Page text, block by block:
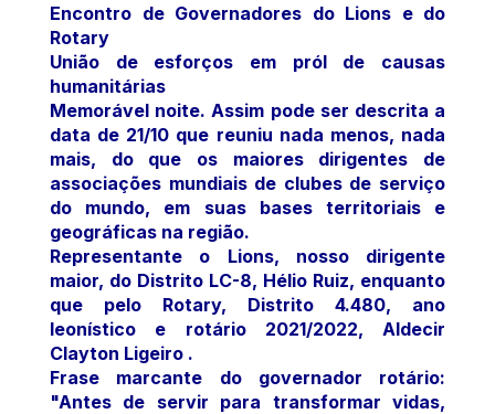
Encontro de Governadores do Lions e do
Rotary
União de esforços em pról de causas
humanitárias
Memorável noite. Assim pode ser descrita a
data de 21/10 que reuniu nada menos, nada
mais, do que os maiores dirigentes de
associações mundiais de clubes de serviço
do mundo, em suas bases territoriais e
geográficas na região.
Representante o Lions, nosso dirigente
maior, do Distrito LC-8, Hélio Ruiz, enquanto
que pelo Rotary, Distrito 4.480, ano
leonístico e rotário 2021/2022, Aldecir
Clayton Ligeiro .
Frase marcante do governador rotário:
"Antes de servir para transformar vidas,